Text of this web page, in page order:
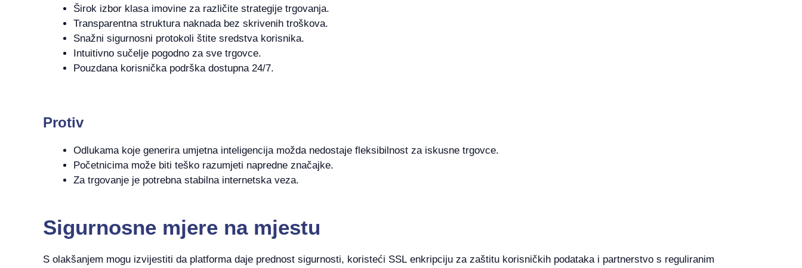
Širok izbor klasa imovine za različite strategije trgovanja.
Transparentna struktura naknada bez skrivenih troškova.
Snažni sigurnosni protokoli štite sredstva korisnika.
Intuitivno sučelje pogodno za sve trgovce.
Pouzdana korisnička podrška dostupna 24/7.
Protiv
Odlukama koje generira umjetna inteligencija možda nedostaje fleksibilnost za iskusne trgovce.
Početnicima može biti teško razumjeti napredne značajke.
Za trgovanje je potrebna stabilna internetska veza.
Sigurnosne mjere na mjestu
S olakšanjem mogu izvijestiti da platforma daje prednost sigurnosti, koristeći SSL enkripciju za zaštitu korisničkih podataka i partnerstvo s reguliranim